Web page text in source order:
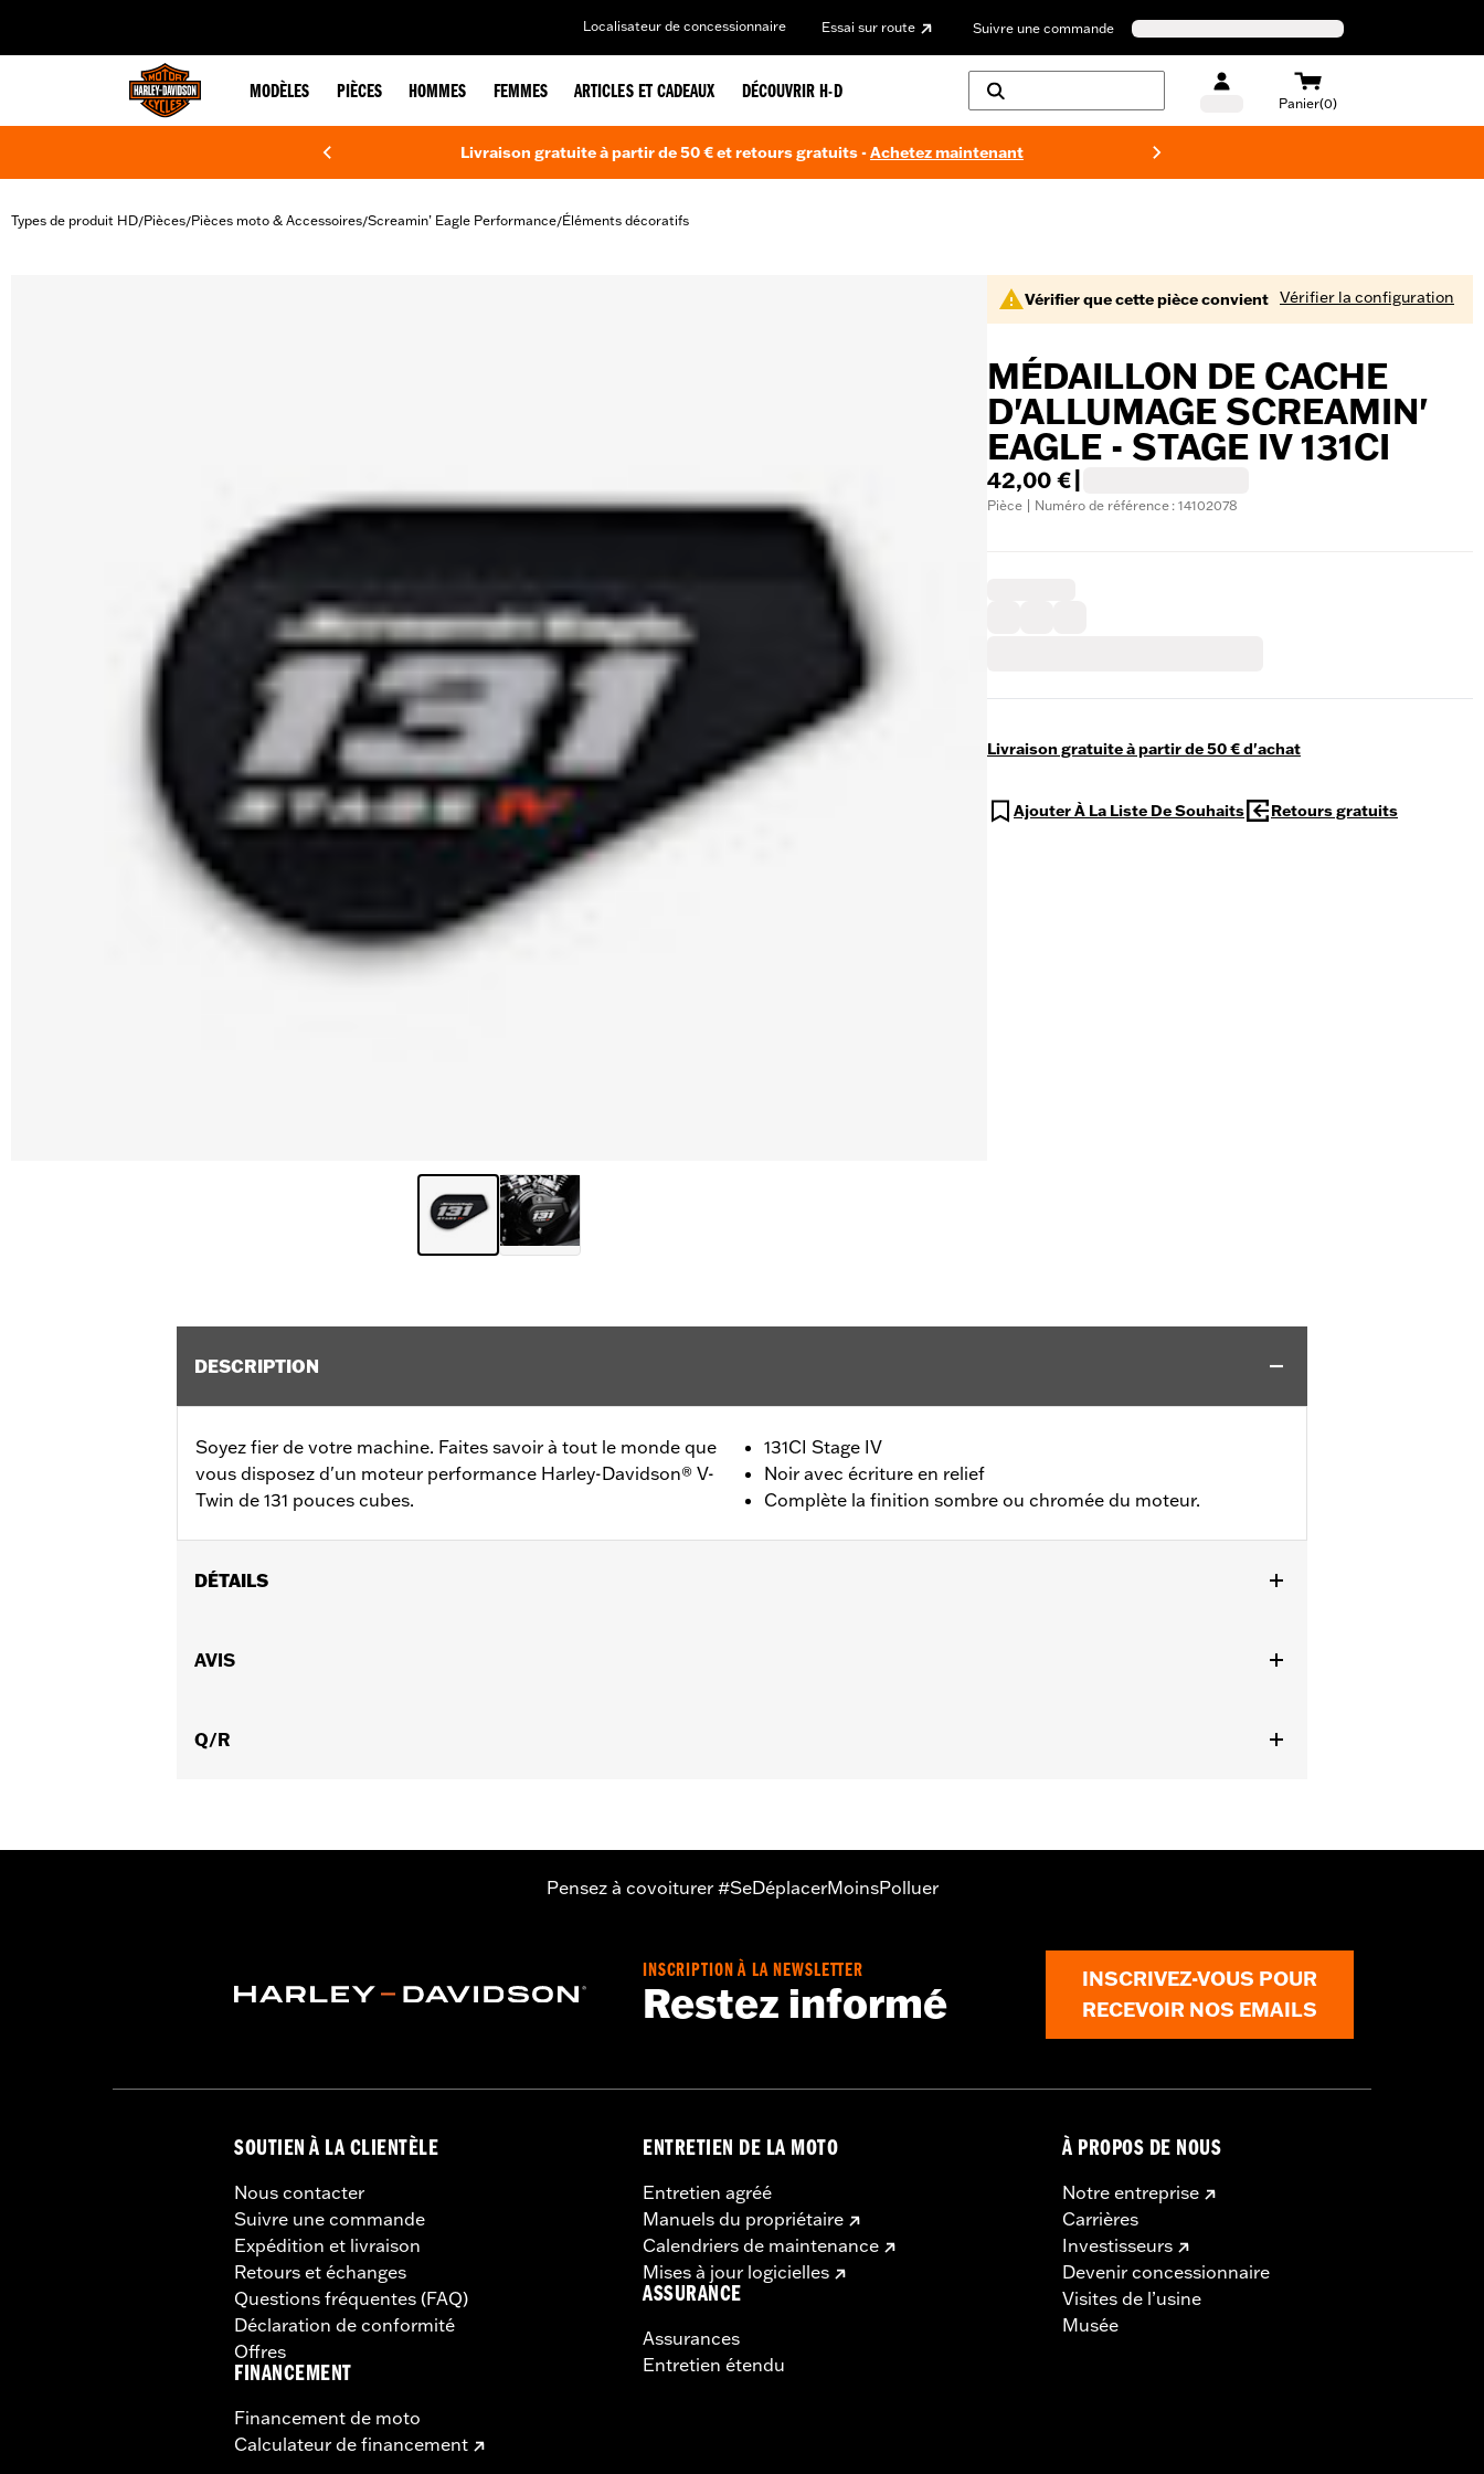
Localisateur de concessionnaire Essai sur route Suivre une commande
MODÈLES PIÈCES HOMMES FEMMES ARTICLES ET CADEAUX DÉCOUVRIR H-D
Panier(0)
Livraison gratuite à partir de 50 € et retours gratuits -Achetez maintenant
Types de produit HD/Pièces/Pièces moto & Accessoires/Screamin’ Eagle Performance/Éléments décoratifs
Vérifier que cette pièce convient Vérifier la configuration
MÉDAILLON DE CACHE
D'ALLUMAGE SCREAMIN'
EAGLE - STAGE IV 131CI
42,00 €
Pièce | Numéro de référence : 14102078
Livraison gratuite à partir de 50 € d'achat
Ajouter À La Liste De Souhaits Retours gratuits
DESCRIPTION
Soyez fier de votre machine. Faites savoir à tout le monde que
vous disposez d'un moteur performance Harley-Davidson® V-
Twin de 131 pouces cubes.
131CI Stage IV
Noir avec écriture en relief
Complète la finition sombre ou chromée du moteur.
DÉTAILS
Instructions d’installation
AVIS
Q/R
Pensez à covoiturer #SeDéplacerMoinsPolluer
INSCRIPTION À LA NEWSLETTER
Restez informé
INSCRIVEZ-VOUS POUR
RECEVOIR NOS EMAILS
SOUTIEN À LA CLIENTÈLE
Nous contacter
Suivre une commande
Expédition et livraison
Retours et échanges
Questions fréquentes (FAQ)
Déclaration de conformité
Offres
FINANCEMENT
Financement de moto
Calculateur de financement
ENTRETIEN DE LA MOTO
Entretien agréé
Manuels du propriétaire
Calendriers de maintenance
Mises à jour logicielles
ASSURANCE
Assurances
Entretien étendu
À PROPOS DE NOUS
Notre entreprise
Carrières
Investisseurs
Devenir concessionnaire
Visites de l’usine
Musée